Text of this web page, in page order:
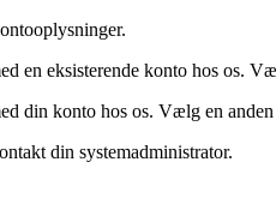
en eksisterende konto hos os.
din konto hos os. Vælg en
din systemadministrator.